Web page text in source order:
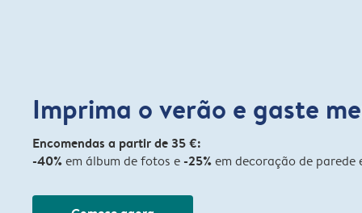
Imprima o verão e gaste
Encomendas a partir de 35 €:
-40%em álbum de fotos e -25%em decoração de parede